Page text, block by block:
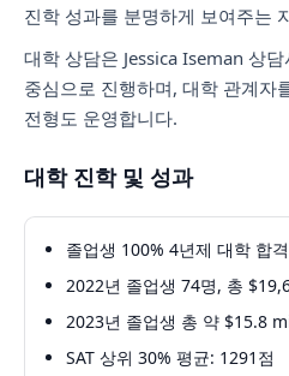
진학 성과를 분명하게 보여주는
대학 상담은 Jessica Iseman 상
중심으로 진행하며, 대학 관계자
전형도 운영합니다.
대학 진학 및 성과
졸업생 100% 4년제 대학 합격
2022년 졸업생 74명, 총
2023년 졸업생 총 약 $15.8
SAT 상위 30% 평균: 1291점